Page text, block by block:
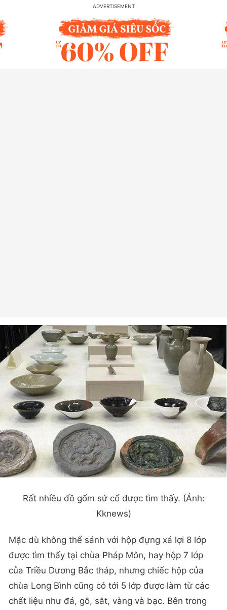
Rất nhiều đồ gốm sứ cổ được tìm thấy. (Ảnh:
Kknews)
Mặc dù không thể sánh với hộp đựng xá lợi 8 lớp
được tìm thấy tại chùa Pháp Môn, hay hộp 7 lớp
của Triều Dương Bắc tháp, nhưng chiếc hộp của
chùa Long Bình cũng có tới 5 lớp được làm từ các
chất liệu như đá, gỗ, sắt, vàng và bạc. Bên trong